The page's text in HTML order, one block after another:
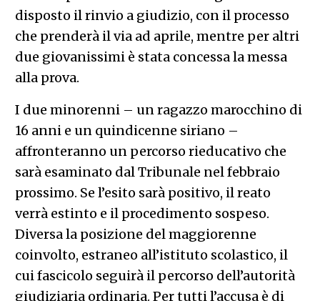
disposto il rinvio a giudizio, con il processo
che prenderà il via ad aprile, mentre per altri
due giovanissimi è stata concessa la messa
alla prova.
I due minorenni – un ragazzo marocchino di
16 anni e un quindicenne siriano –
affronteranno un percorso rieducativo che
sarà esaminato dal Tribunale nel febbraio
prossimo. Se l’esito sarà positivo, il reato
verrà estinto e il procedimento sospeso.
Diversa la posizione del maggiorenne
coinvolto, estraneo all’istituto scolastico, il
cui fascicolo seguirà il percorso dell’autorità
giudiziaria ordinaria. Per tutti l’accusa è di